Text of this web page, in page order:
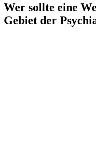
Wer sollte eine
Gebiet der